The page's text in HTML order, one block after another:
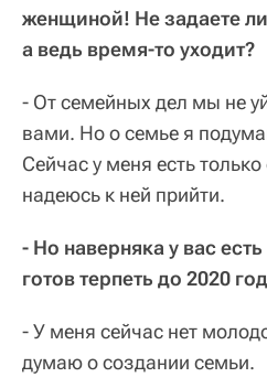
женщиной! Не задаете
а ведь время-то уходит?
- От семейных дел мы не
вами. Но о семье я
Сейчас у меня есть
надеюсь к ней прийти.
- Но наверняка у вас
готов терпеть до 2020
- У меня сейчас нет
думаю о создании семьи.